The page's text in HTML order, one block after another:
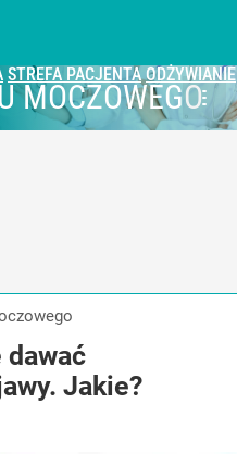
STREFA PACJENTA ODŻYWIANIE
MOCZOWEGO
dawać
Jakie?